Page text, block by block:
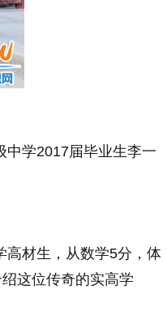
中学2017届毕业生李一
高材生，从数学5分，体
这位传奇的实高学